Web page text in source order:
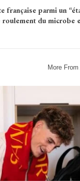
française parmi un
roulement du microbe
More From